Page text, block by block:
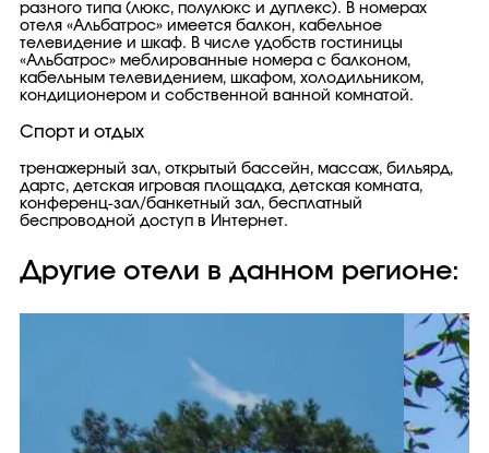
разного типа (люкс, полулюкс и дуплекс). В номерах
отеля «Альбатрос» имеется балкон, кабельное
телевидение и шкаф. В числе удобств гостиницы
«Альбатрос» меблированные номера с балконом,
кабельным телевидением, шкафом, холодильником,
кондиционером и собственной ванной комнатой.
Спорт и отдых
тренажерный зал, открытый бассейн, массаж, бильярд,
дартс, детская игровая площадка, детская комната,
конференц-зал/банкетный зал, бесплатный
беспроводной доступ в Интернет.
Другие отели в данном регионе: